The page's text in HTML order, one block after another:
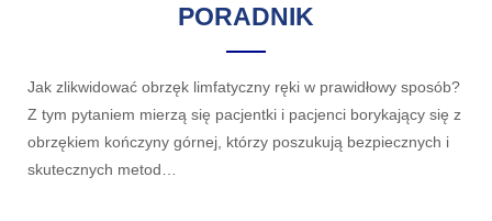
PORADNIK
Jak zlikwidować obrzęk limfatyczny ręki w prawidłowy sposób?
Z tym pytaniem mierzą się pacjentki i pacjenci borykający się z
obrzękiem kończyny górnej, którzy poszukują bezpiecznych i
skutecznych metod…